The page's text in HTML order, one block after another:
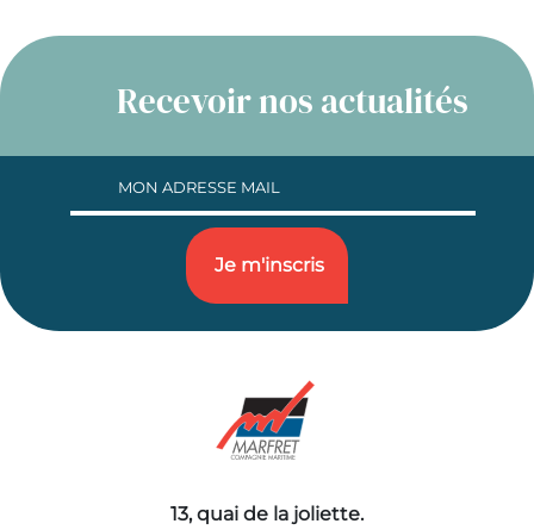
Recevoir nos actualités
13, quai de la joliette.